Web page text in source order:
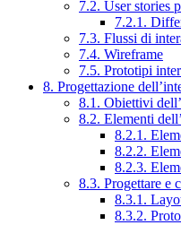
7.2. User stories
7.2.1.
7.3. Flussi di
7.4. Wireframe
7.5. Prototipi
8. Progettazione
8.1. Obiettivi
8.2. Elementi
8.2.1.
8.2.2.
8.2.3.
8.3. Progettare e
8.3.1.
8.3.2.